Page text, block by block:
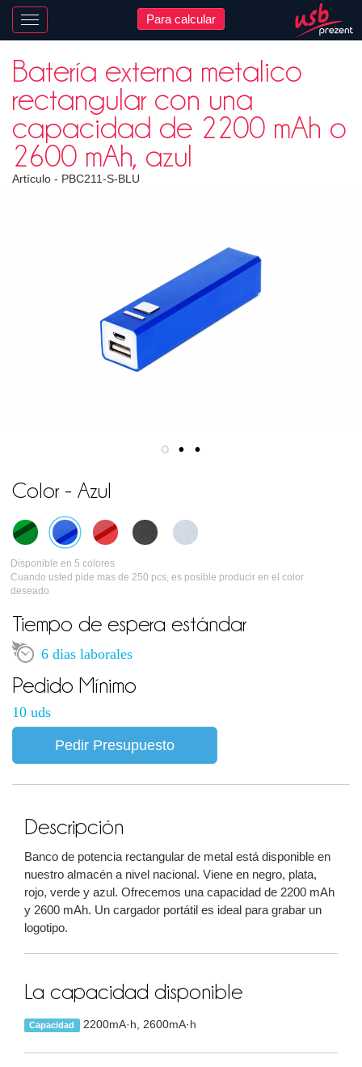
Nawigacja Para calcular
Batería externa metalico
rectangular con una
capacidad de 2200 mAh o
2600 mAh, azul
Artículo - PBC211-S-BLU
Color - Azul
Disponible en 5 colores
Cuando usted pide mas de 250 pcs, es posible producir en el color
deseado
Tiempo de espera estándar
6 dias laborales
Pedido Mínimo
10 uds
Pedir Presupuesto
Descripción
Banco de potencia rectangular de metal está disponible en
nuestro almacén a nivel nacional. Viene en negro, plata,
rojo, verde y azul. Ofrecemos una capacidad de 2200 mAh
y 2600 mAh. Un cargador portátil es ideal para grabar un
logotipo.
La capacidad disponible
Capacidad 2200mA·h, 2600mA·h